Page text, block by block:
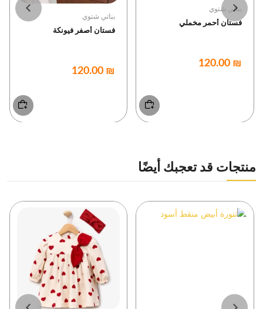
بناتي شتوي
فستان أحمر مخملي
₪ 120.00
بناتي شتوي
فستان أصفر فيونكة
₪ 120.00
منتجات قد تعجبك أيضًا